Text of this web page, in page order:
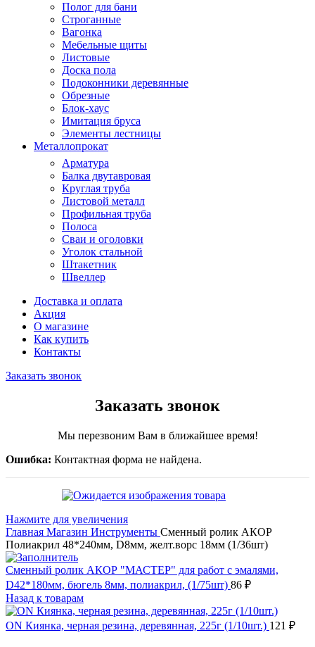
Полог для бани
Строганные
Вагонка
Мебельные щиты
Листовые
Доска пола
Подоконники деревянные
Обрезные
Блок-хаус
Имитация бруса
Элементы лестницы
Металлопрокат
Арматура
Балка двутавровая
Круглая труба
Листовой металл
Профильная труба
Полоса
Сваи и оголовки
Уголок стальной
Штакетник
Швеллер
Доставка и оплата
Акция
О магазине
Как купить
Контакты
Заказать звонок
Заказать звонок
Мы перезвоним Вам в ближайшее время!
Ошибка: Контактная форма не найдена.
Нажмите для увеличения
Главная Магазин Инструменты Сменный ролик АКОР
Полиакрил 48*240мм, D8мм, желт.ворс 18мм (1/36шт)
Сменный ролик АКОР "МАСТЕР" для работ с эмалями,
D42*180мм, бюгель 8мм, полиакрил, (1/75шт) 86 ₽
Назад к товарам
ON Киянка, черная резина, деревянная, 225г (1/10шт.) 121 ₽